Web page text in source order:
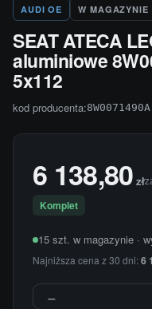
AUDI OE W MAGAZYNIE
SEAT ATECA
aluminiowe
5x112
kod producenta:8W0071490A
6 138,80 zł
Komplet
15 szt. w magazynie ·
Najniższa cena z 30 dni:6
−